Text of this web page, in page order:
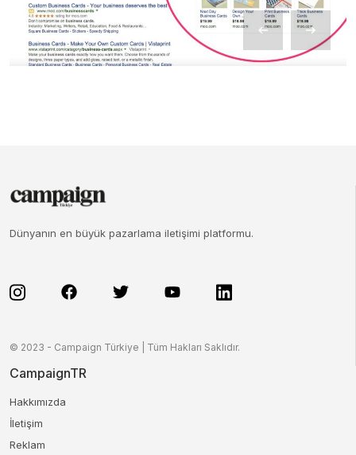
Dünyanın en büyük pazarlama iletişimi platformu.
© 2023 - Campaign Türkiye | Tüm Hakları Saklıdır.
CampaignTR
Hakkımızda
İletişim
Reklam